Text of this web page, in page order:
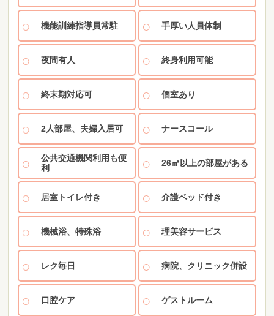
機能訓練指導員常駐 手厚い人員体制
夜間有人 終身利用可能
終末期対応可 個室あり
2人部屋、夫婦入居可 ナースコール
公共交通機関利用も便
利
26㎡以上の部屋がある
居室トイレ付き 介護ベッド付き
機械浴、特殊浴 理美容サービス
レク毎日 病院、クリニック併設
口腔ケア ゲストルーム